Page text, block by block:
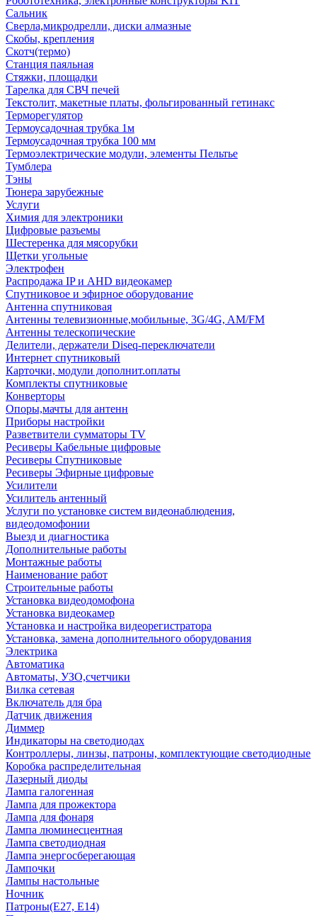
Сальник
Сверла,микродрелли, диски алмазные
Скобы, крепления
Скотч(термо)
Станция паяльная
Стяжки, площадки
Тарелка для СВЧ печей
Текстолит, макетные платы, фольгированный гетинакс
Терморегулятор
Термоусадочная трубка 1м
Термоусадочная трубка 100 мм
Термоэлектрические модули, элементы Пельтье
Тумблера
Тэны
Тюнера зарубежные
Услуги
Химия для электроники
Цифровые разъемы
Шестеренка для мясорубки
Щетки угольные
Электрофен
Распродажа IP и AHD видеокамер
Спутниковое и эфирное оборудование
Антенна спутниковая
Антенны телевизионные,мобильные, 3G/4G, AM/FM
Антенны телескопические
Делители, держатели Diseq-переключатели
Интернет спутниковый
Карточки, модули дополнит.оплаты
Комплекты спутниковые
Конверторы
Опоры,мачты для антенн
Приборы настройки
Разветвители сумматоры TV
Ресиверы Кабельные цифровые
Ресиверы Спутниковые
Ресиверы Эфирные цифровые
Усилители
Усилитель антенный
Услуги по установке систем видеонаблюдения,
видеодомофонии
Выезд и диагностика
Дополнительные работы
Монтажные работы
Наименование работ
Строительные работы
Установка видеодомофона
Установка видеокамер
Установка и настройка видеорегистратора
Установка, замена дополнительного оборудования
Электрика
Автоматика
Автоматы, УЗО,счетчики
Вилка сетевая
Включатель для бра
Датчик движения
Диммер
Индикаторы на светодиодах
Контроллеры, линзы, патроны, комплектующие светодиодные
Коробка распределительная
Лазерный диоды
Лампа галогенная
Лампа для прожектора
Лампа для фонаря
Лампа люминесцентная
Лампа светодиодная
Лампа энергосберегающая
Лампочки
Лампы настольные
Ночник
Патроны(Е27, Е14)